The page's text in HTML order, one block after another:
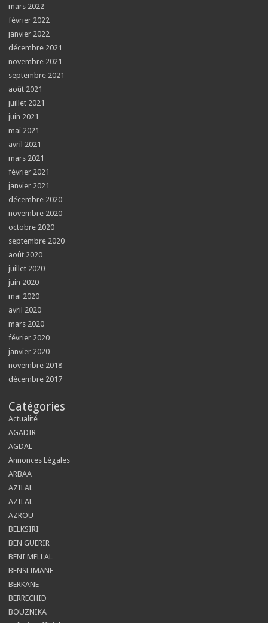
mars 2022
février 2022
janvier 2022
décembre 2021
novembre 2021
septembre 2021
août 2021
juillet 2021
juin 2021
mai 2021
avril 2021
mars 2021
février 2021
janvier 2021
décembre 2020
novembre 2020
octobre 2020
septembre 2020
août 2020
juillet 2020
juin 2020
mai 2020
avril 2020
mars 2020
février 2020
janvier 2020
novembre 2018
décembre 2017
Catégories
Actualité
AGADIR
AGDAL
Annonces Légales
ARBAA
AZILAL
AZILAL
AZROU
BELKSIRI
BEN GUERIR
BENI MELLAL
BENSLIMANE
BERKANE
BERRECHID
BOUZNIKA